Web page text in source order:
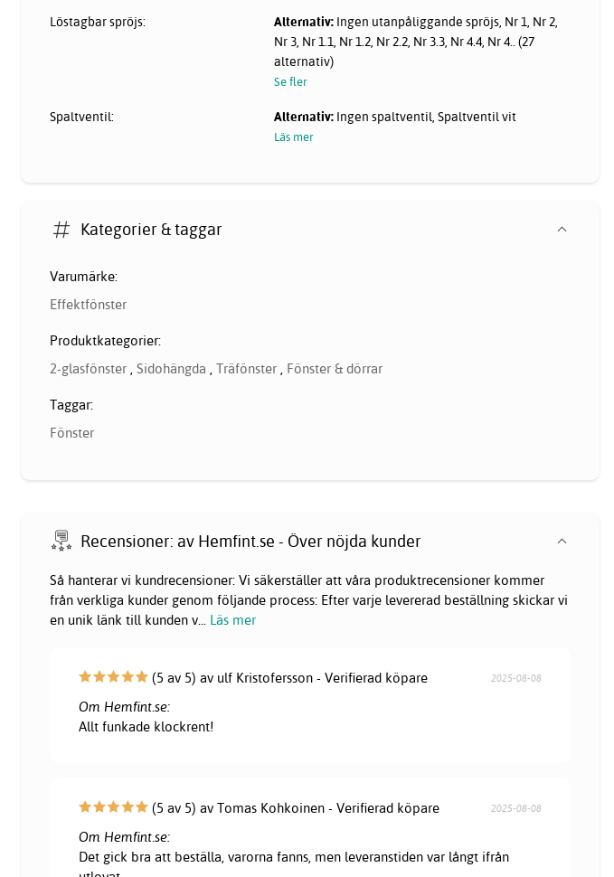
Löstagbar spröjs: Alternativ: Ingen utanpåliggande spröjs, Nr 1, Nr 2,
Nr 3, Nr 1.1, Nr 1.2, Nr 2.2, Nr 3.3, Nr 4.4, Nr 4.. (27
alternativ)
Se fler
Spaltventil: Alternativ: Ingen spaltventil, Spaltventil vit
Läs mer
Kategorier & taggar
Varumärke:
Effektfönster
Produktkategorier:
2-glasfönster , Sidohängda , Träfönster , Fönster & dörrar
Taggar:
Fönster
Recensioner: av Hemfint.se - Över nöjda kunder
Så hanterar vi kundrecensioner: Vi säkerställer att våra produktrecensioner kommer
från verkliga kunder genom följande process: Efter varje levererad beställning skickar vi
en unik länk till kunden v... Läs mer
(5 av 5) av ulf Kristofersson - Verifierad köpare 2025-08-08
Om Hemfint.se:
Allt funkade klockrent!
(5 av 5) av Tomas Kohkoinen - Verifierad köpare 2025-08-08
Om Hemfint.se:
Det gick bra att beställa, varorna fanns, men leveranstiden var långt ifrån